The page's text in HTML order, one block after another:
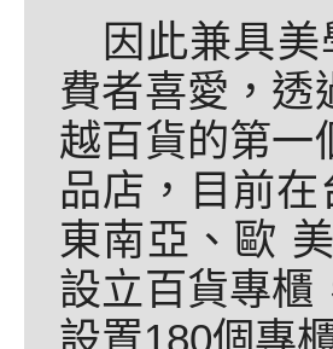
因此兼具
費者喜愛，透
越百貨的第一
品店，目前
東南亞、歐
設立百貨專櫃
設置180個專